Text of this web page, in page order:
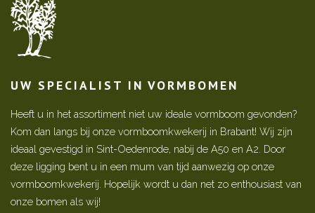
UW SPECIALIST IN VORMBOMEN
Heeft u in het assortiment niet uw ideale vormboom gevonden?
Kom dan langs bij onze vormboomkwekerij in Brabant! Wij zijn
ideaal gevestigd in Sint-Oedenrode, nabij de A50 en A2. Door
deze ligging bent u in een mum van tijd aanwezig op onze
vormboomkwekerij. Hopelijk wordt u dan net zo enthousiast van
onze bomen als wij!